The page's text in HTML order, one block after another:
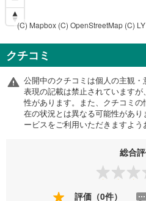
(C) Mapbox (C) OpenStreetMap (C)
クチコミ
公開中のクチコミは個人の主観
表現の記載は禁止されています
性があります。また、クチコミ
在の状況とは異なる可能性があ
ービスをご利用いただきますよう
総合
評価（0件）